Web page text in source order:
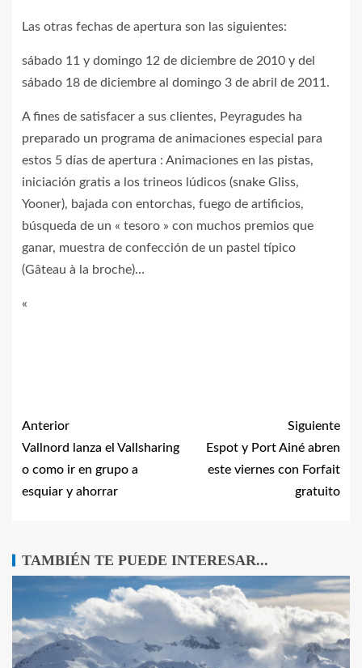
Las otras fechas de apertura son las siguientes:
sábado 11 y domingo 12 de diciembre de 2010 y del
sábado 18 de diciembre al domingo 3 de abril de 2011.
A fines de satisfacer a sus clientes, Peyragudes ha
preparado un programa de animaciones especial para
estos 5 días de apertura : Animaciones en las pistas,
iniciación gratis a los trineos lúdicos (snake Gliss,
Yooner), bajada con entorchas, fuego de artificios,
búsqueda de un « tesoro » con muchos premios que
ganar, muestra de confección de un pastel típico
(Gâteau à la broche)…
«
Anterior
Vallnord lanza el Vallsharing
o como ir en grupo a
esquiar y ahorrar
Siguiente
Espot y Port Ainé abren
este viernes con Forfait
gratuito
TAMBIÉN TE PUEDE INTERESAR...